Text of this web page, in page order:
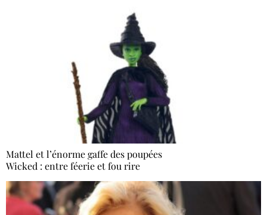
Mattel et l’énorme gaffe des poupées
Wicked : entre féerie et fou rire